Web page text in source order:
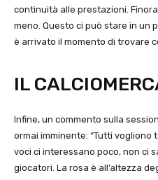
continuità alle prestazioni.
meno. Questo ci può stare in un
è arrivato il momento di trovare
IL
Infine, un commento sulla
ormai imminente: “Tutti
voci ci interessano poco, non ci
giocatori. La rosa è all’altezza